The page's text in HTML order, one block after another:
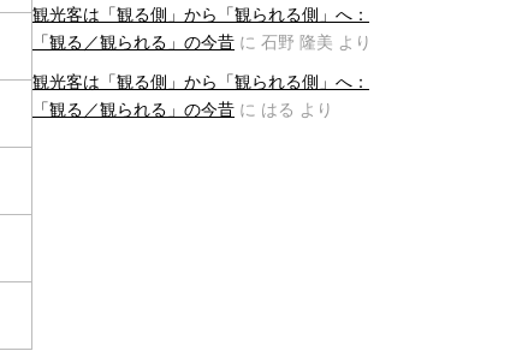
観光客は「観る側」から「観られる側」へ：
「観る／観られる」の今昔 に 石野 隆美 より
観光客は「観る側」から「観られる側」へ：
「観る／観られる」の今昔 に はる より